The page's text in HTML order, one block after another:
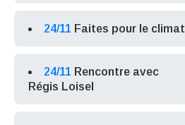
24/11 Faites pour le climat
24/11 Rencontre avec
Régis Loisel